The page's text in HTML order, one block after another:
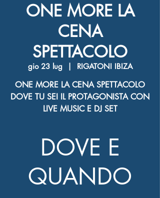
ONE MORE LA
CENA
SPETTACOLO
gio 23 lug
  |
RIGATONI IBIZA
ONE MORE LA CENA SPETTACOLO
DOVE TU SEI IL PROTAGONISTA CON
LIVE MUSIC E DJ SET
DOVE E
QUANDO